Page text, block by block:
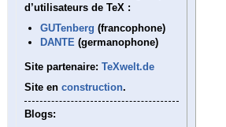
d’utilisateurs de TeX :
GUTenberg (francophone)
DANTE (germanophone)
Site partenaire: TeXwelt.de
Site en construction.
Blogs: